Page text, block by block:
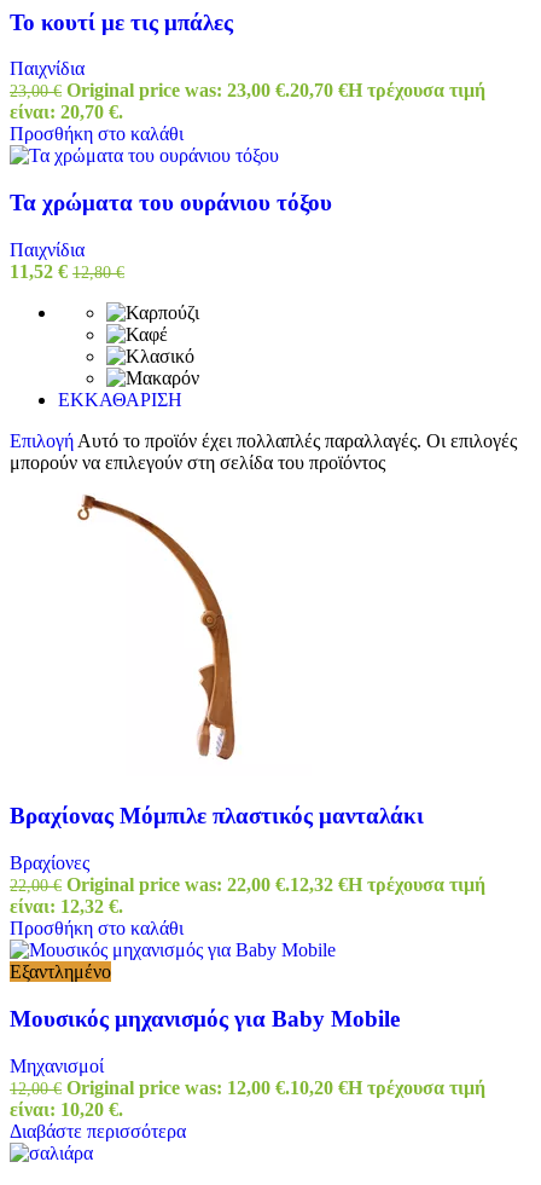
Το κουτί με τις μπάλες
Παιχνίδια
23,00€ Original price was: 23,00 €.20,70 €Η τρέχουσα τιμή
είναι: 20,70 €.
Προσθήκη στο καλάθι
Τα χρώματα του ουράνιου τόξου
Παιχνίδια
11,52 € 12,80€
ΕΚΚΑΘΑΡΙΣΗ
Επιλογή Αυτό το προϊόν έχει πολλαπλές παραλλαγές. Οι επιλογές
μπορούν να επιλεγούν στη σελίδα του προϊόντος
Βραχίονας Μόμπιλε πλαστικός μανταλάκι
Βραχίονες
22,00€ Original price was: 22,00 €.12,32 €Η τρέχουσα τιμή
είναι: 12,32 €.
Προσθήκη στο καλάθι
Εξαντλημένο
Μουσικός μηχανισμός για Baby Mobile
Μηχανισμοί
12,00€ Original price was: 12,00 €.10,20 €Η τρέχουσα τιμή
είναι: 10,20 €.
Διαβάστε περισσότερα